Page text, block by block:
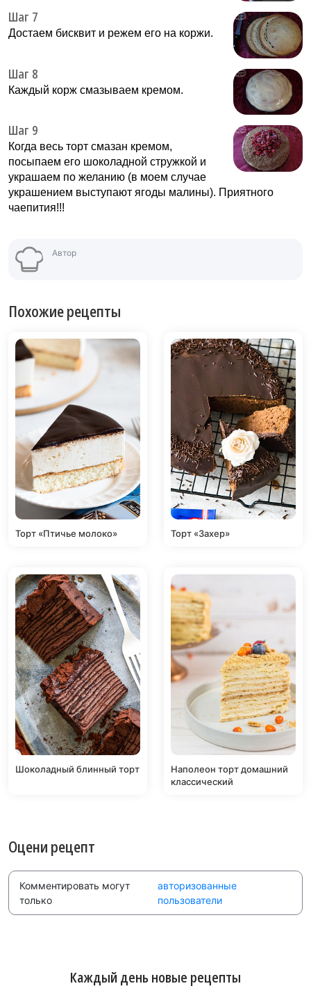
Шаг 7
Достаем бисквит и режем его на коржи.
Шаг 8
Каждый корж смазываем кремом.
Шаг 9
Когда весь торт смазан кремом,
посыпаем его шоколадной стружкой и
украшаем по желанию (в моем случае
украшением выступают ягоды малины). Приятного
чаепития!!!
Автор
Похожие рецепты
Торт «Птичье молоко» Торт «Захер»
Шоколадный блинный торт
Наполеон торт домашний
классический
Оцени рецепт
Комментировать могут
только
авторизованные
пользователи
Каждый день новые рецепты